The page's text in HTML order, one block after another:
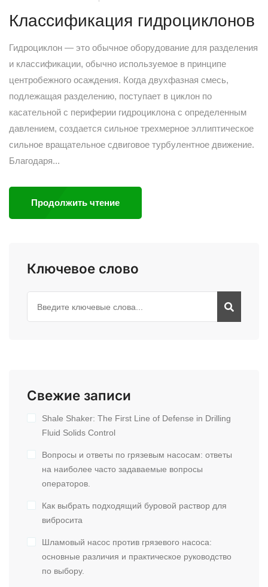
Классификация гидроциклонов
Гидроциклон — это обычное оборудование для разделения
и классификации, обычно используемое в принципе
центробежного осаждения. Когда двухфазная смесь,
подлежащая разделению, поступает в циклон по
касательной с периферии гидроциклона с определенным
давлением, создается сильное трехмерное эллиптическое
сильное вращательное сдвиговое турбулентное движение.
Благодаря...
Продолжить чтение
Ключевое слово
Свежие записи
Shale Shaker: The First Line of Defense in Drilling
Fluid Solids Control
Вопросы и ответы по грязевым насосам: ответы
на наиболее часто задаваемые вопросы
операторов.
Как выбрать подходящий буровой раствор для
вибросита
Шламовый насос против грязевого насоса:
основные различия и практическое руководство
по выбору.